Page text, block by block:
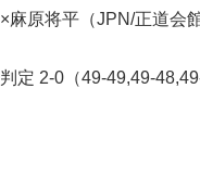
×麻原将平（JPN/正道会
判定 2-0（49-49,49-